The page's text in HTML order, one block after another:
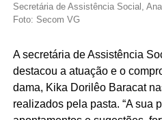
Secretária de Assistência Social,
Foto: Secom VG
A secretária de Assistência
destacou a atuação e o
dama, Kika Dorilêo Baracat
realizados pela pasta. “A sua